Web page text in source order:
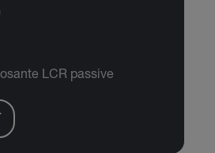
LCR passive